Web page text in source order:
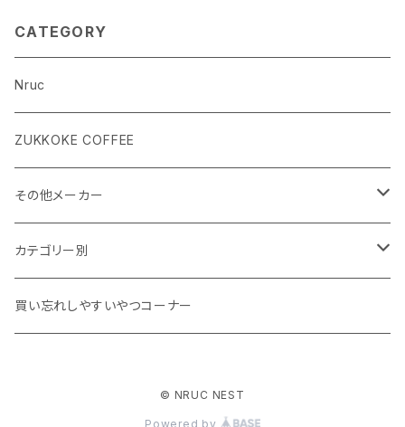
CATEGORY
Nruc
ZUKKOKE COFFEE
その他メーカー
ACLIMA
atelierBluebottle
カテゴリー別
Unisex ウェア
買い忘れしやすいやつコーナー
© NRUC NEST
Powered by